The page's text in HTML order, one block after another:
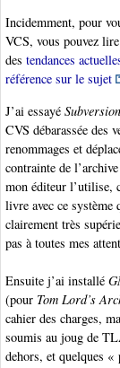
Incidemment, pour
VCS, vous pouvez
des tendances
référence sur le sujet
J’ai essayé Subversion
CVS débarassée des
renommages et
contrainte de
mon éditeur l’utilise,
livre avec ce système
clairement très
pas à toutes mes
Ensuite j’ai installé
(pour Tom Lord’s
cahier des charges,
soumis au joug de
dehors, et quelques «